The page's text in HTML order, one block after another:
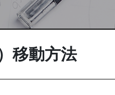
移動方法